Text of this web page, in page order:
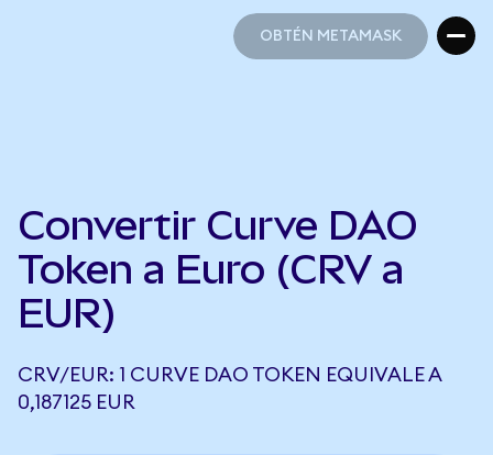
OBTÉN METAMASK
Convertir Curve DAO
Token a Euro (CRV a
EUR)
CRV/EUR: 1 CURVE DAO TOKEN EQUIVALE A
0,187125 EUR